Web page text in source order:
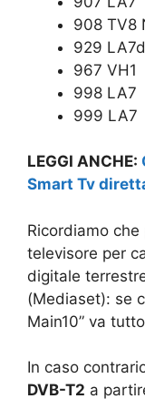
908 TV8
929 LA7d
967 VH1
998 LA7
999 LA7
LEGGI ANCHE:
Smart Tv
Ricordiamo
televisore per
digitale
(Mediaset): se
Main10” va
In caso
DVB-T2 a